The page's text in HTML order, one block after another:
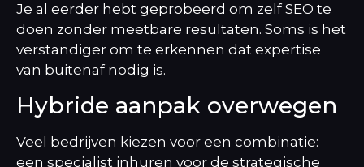
Je al eerder hebt geprobeerd om zelf SEO te
doen zonder meetbare resultaten. Soms is het
verstandiger om te erkennen dat expertise
van buitenaf nodig is.
Hybride aanpak overwegen
Veel bedrijven kiezen voor een combinatie:
een specialist inhuren voor de strategische